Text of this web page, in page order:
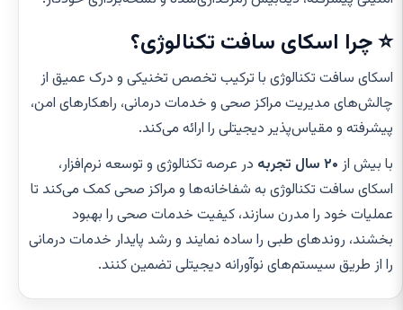
⭐ چرا اسکای سافت تکنالوژی؟
اسکای سافت تکنالوژی با ترکیب تخصص تخنیکی و درک عمیق از
چالش‌های مدیریت مراکز صحی و خدمات درمانی، راهکارهای امن،
پیشرفته و مقیاس‌پذیر دیجیتلی را ارائه می‌کند.
با بیش از ۲۰ سال تجربه
در عرصه تکنالوژی و توسعه نرم‌افزار،
اسکای سافت تکنالوژی به شفاخانه‌ها و مراکز صحی کمک می‌کند تا
عملیات خود را مدرن سازند، کیفیت خدمات صحی را بهبود
بخشند، روندهای طبی را ساده نمایند و رشد پایدار خدمات درمانی
را از طریق سیستم‌های نوآورانه دیجیتلی تضمین کنند.